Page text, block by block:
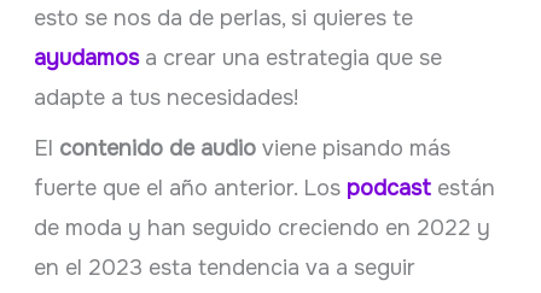
esto se nos da de perlas, si quieres te
ayudamos a crear una estrategia que se
adapte a tus necesidades!
El contenido de audioviene pisando más
fuerte que el año anterior. Los podcastestán
de moda y han seguido creciendo en 2022 y
en el 2023 esta tendencia va a seguir